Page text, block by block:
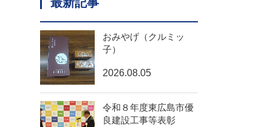
おみやげ（クルミッ
子）
2026.08.05
令和８年度東広島市優
良建設工事等表彰